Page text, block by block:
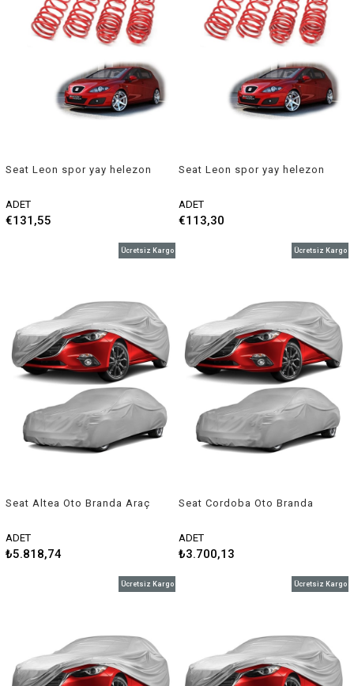
Seat Leon spor yay helezon
ADET
€131,55
Seat Leon spor yay helezon
ADET
€113,30
Seat Altea Oto Branda Araç
ADET
₺5.818,74
Ücretsiz Kargo
Seat Cordoba Oto Branda
ADET
₺3.700,13
Ücretsiz Kargo
Ücretsiz Kargo Ücretsiz Kargo